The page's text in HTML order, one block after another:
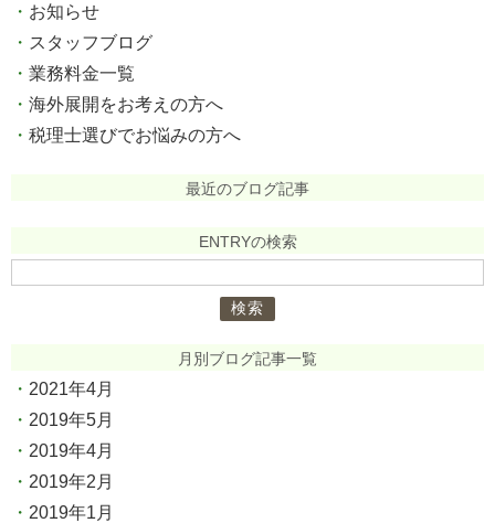
お知らせ
スタッフブログ
業務料金一覧
海外展開をお考えの方へ
税理士選びでお悩みの方へ
最近のブログ記事
ENTRYの検索
月別ブログ記事一覧
2021年4月
2019年5月
2019年4月
2019年2月
2019年1月